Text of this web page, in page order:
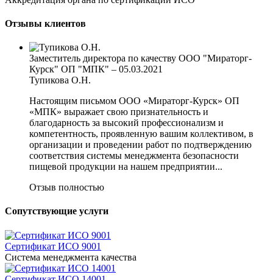
Отзывы клиентов
Заместитель директора по качеству ООО "Мираторг-
Курск" ОП "МПК" – 05.03.2021
Тупикова О.Н.
Настоящим письмом ООО «Мираторг-Курск» ОП
«МПК» выражает свою признательность и
благодарность за высокий профессионализм и
компетентность, проявленную вашим коллективом, в
организации и проведении работ по подтверждению
соответствия системы менеджмента безопасности
пищевой продукции на нашем предприятии...
Отзыв полностью
Сопутствующие услуги
Сертификат ИСО 9001
Система менеджмента качества